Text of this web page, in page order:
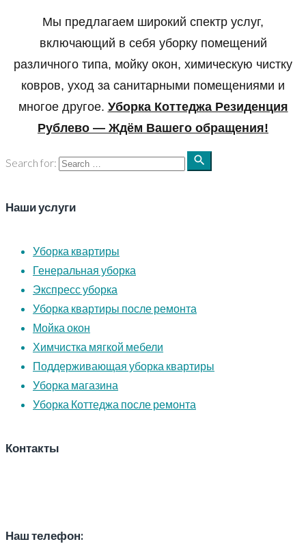
Мы предлагаем широкий спектр услуг,
включающий в себя уборку помещений
различного типа, мойку окон, химическую чистку
ковров, уход за санитарными помещениями и
многое другое. Уборка Коттеджа Резиденция
Рублево — Ждём Вашего обращения!
Search for: search
Наши услуги
Уборка квартиры
Генеральная уборка
Экспресс уборка
Уборка квартиры после ремонта
Мойка окон
Химчистка мягкой мебели
Поддерживающая уборка квартиры
Уборка магазина
Уборка Коттеджа после ремонта
Контакты
Наш телефон: